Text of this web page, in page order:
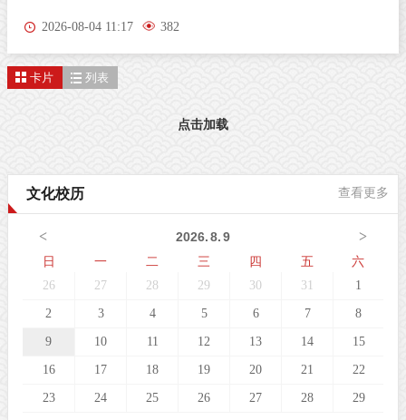
疫系统识别并清除，仅有极少数休眠细胞侥幸存活，逐步形成微
部微环境协同演化，其完整时空动态机制一直是肿瘤转移领域
院士、周俭院士、孙云帆副主任医师团队，联合基因组多维解析
队，在《科学》（Science）在线发表题为 “Spatiotemporal Multi-
Omics Uncover Tumor Ecosystem Dynamics During Metastatic
了覆盖9个连续时
2026-07-31 20:47 489
卡片 列表
点击加载
文化校历 查看更多
< >
2026.8.9
日
一 二 三 四 五 六
26 27 28 29 30 31 1
2 3 4 5 6 7 8
9 10 11 12 13 14 15
16 17 18 19 20 21 22
23 24 25 26 27 28 29